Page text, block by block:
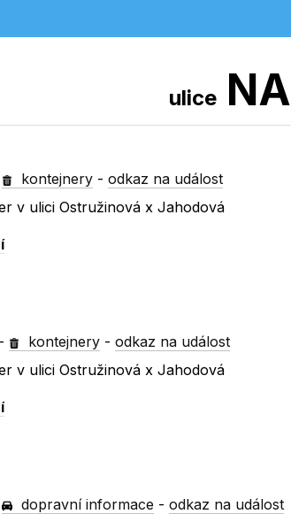
ulice
kontejnery -odkaz na událost
v ulici Ostružinová x Jahodová
- kontejnery -odkaz na událost
v ulici Ostružinová x Jahodová
dopravní informace -odkaz na událost